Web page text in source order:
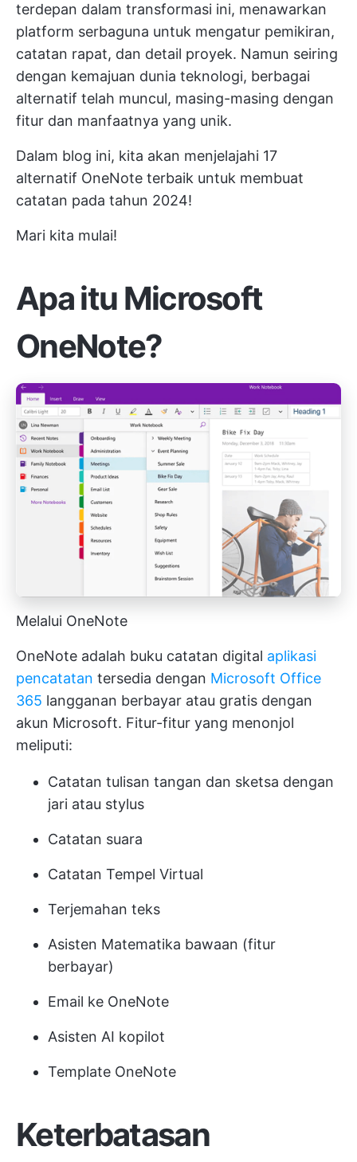
terdepan dalam transformasi ini, menawarkan
platform serbaguna untuk mengatur pemikiran,
catatan rapat, dan detail proyek. Namun seiring
dengan kemajuan dunia teknologi, berbagai
alternatif telah muncul, masing-masing dengan
fitur dan manfaatnya yang unik.
Dalam blog ini, kita akan menjelajahi 17
alternatif OneNote terbaik untuk membuat
catatan pada tahun 2024!
Mari kita mulai!
Apa itu Microsoft
OneNote?
Melalui OneNote
OneNote adalah buku catatan digital aplikasi
pencatatan tersedia dengan Microsoft Office
365 langganan berbayar atau gratis dengan
akun Microsoft. Fitur-fitur yang menonjol
meliputi:
Catatan tulisan tangan dan sketsa dengan
jari atau stylus
Catatan suara
Catatan Tempel Virtual
Terjemahan teks
Asisten Matematika bawaan (fitur
berbayar)
Email ke OneNote
Asisten AI kopilot
Template OneNote
Keterbatasan